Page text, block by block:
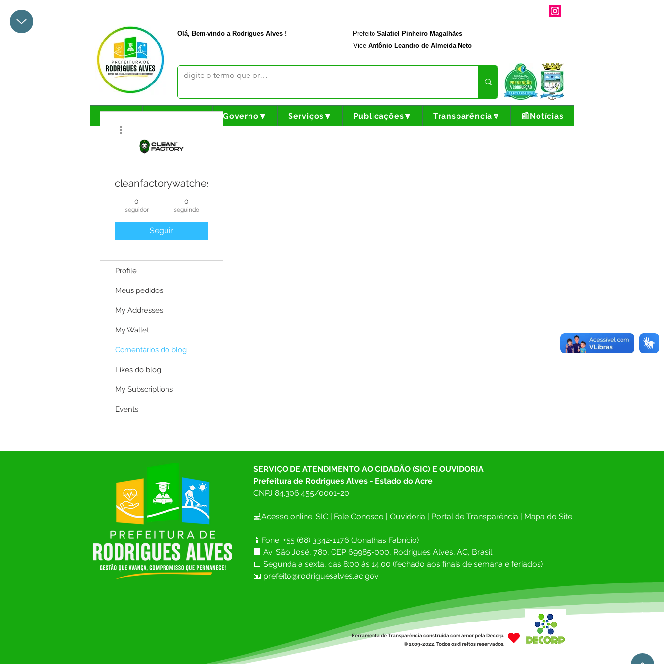
Olá, Bem-vindo a Rodrigues Alves ! Prefeito Salatiel Pinheiro Magalhães
Vice Antônio Leandro de Almeida Neto
Governo🔽 Serviços🔽 Publicações🔽 Transparência🔽 📰Notícias
cleanfactorywatches
0
seguidor
0
seguindo
Seguir
Profile
Meus pedidos
My Addresses
My Wallet
Comentários do blog
Likes do blog
My Subscriptions
Events
SERVIÇO DE ATENDIMENTO AO CIDADÃO (SIC) E OUVIDORIA
Prefeitura de Rodrigues Alves - Estado do Acre
CNPJ 84.306.455/0001-20
💻Acesso online: SIC | Fale Conosco | Ouvidoria | Portal de Transparência | Mapa do Site
📱Fone: +55 (68) 3342-1176 (Jonathas Fabrício)
🏢 Av. São José, 780, CEP 69985-000, Rodrigues Alves, AC, Brasil
📅 Segunda a sexta, das 8:00 às 14;00 (fechado aos finais de semana e feriados)
📧 prefeito@rodriguesalves.ac.gov.
Ferramenta de Transparência construída com amor pela Decorp.
© 2009-2022. Todos os direitos reservados.